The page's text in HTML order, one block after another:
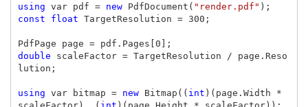
using var pdf = new PdfDocument ( "render.pdf" );
const
float TargetResolution = 300 ;
PdfPage page = pdf . Pages 0 ];
double
scaleFactor = TargetResolution / page . Reso
lution ;
using var bitmap = new Bitmap (( int )( page . Width
*